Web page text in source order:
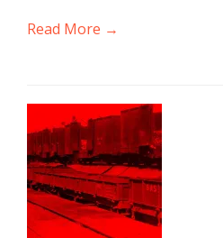
Read More →